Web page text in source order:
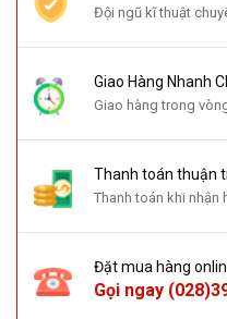
Đội ngũ kĩ thuật
Giao Hàng Nhanh
Giao hàng trong
Thanh toán thuận
Thanh toán khi nhận
Đặt mua hàng
Gọi ngay